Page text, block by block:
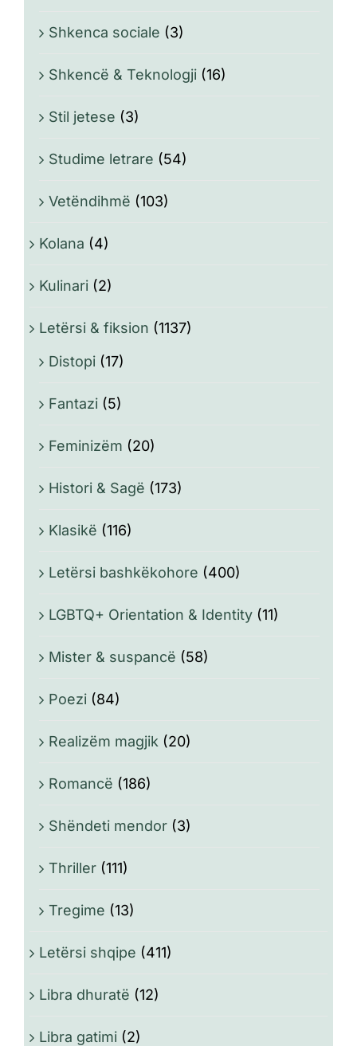
Shkenca sociale (3)
Shkencë & Teknologji (16)
Stil jetese (3)
Studime letrare (54)
Vetëndihmë (103)
Kolana (4)
Kulinari (2)
Letërsi & fiksion (1137)
Distopi (17)
Fantazi (5)
Feminizëm (20)
Histori & Sagë (173)
Klasikë (116)
Letërsi bashkëkohore (400)
LGBTQ+ Orientation & Identity (11)
Mister & suspancë (58)
Poezi (84)
Realizëm magjik (20)
Romancë (186)
Shëndeti mendor (3)
Thriller (111)
Tregime (13)
Letërsi shqipe (411)
Libra dhuratë (12)
Libra gatimi (2)